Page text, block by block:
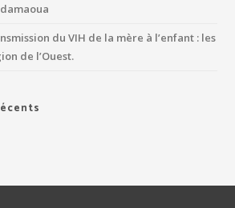
du VIH de la mère à l’enfant : les
de l’Ouest.